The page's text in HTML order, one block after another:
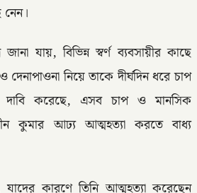
নেন।
যায়, বিভিন্ন স্বর্ণ ব্যবসায়ীর কাছে
নিয়ে তাকে দীর্ঘদিন ধরে চাপ
দাবি করেছে, এসব চাপ ও মানসিক
কুমার আঢ্য আত্মহত্যা করতে বাধ্য
যাদের কারণে তিনি আত্মহত্যা করেছেন